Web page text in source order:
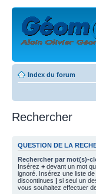
Index du forum
Rechercher
QUESTION DE LA
Rechercher par mot(s)-
Insérez + devant un mot
ignoré. Insérez une liste
discontinues | si seul un
vous souhaitez effectuer